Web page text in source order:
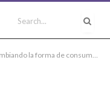
consumir contenidos en Latinoamérica